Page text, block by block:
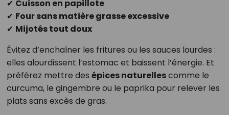
✔ Cuisson en papillote
✔ Four sans matière grasse excessive
✔ Mijotés tout doux
Évitez d’enchaîner les fritures ou les sauces lourdes :
elles alourdissent l’estomac et baissent l’énergie. Et
préférez mettre des épices naturellescomme le
curcuma, le gingembre ou le paprika pour relever les
plats sans excès de gras.